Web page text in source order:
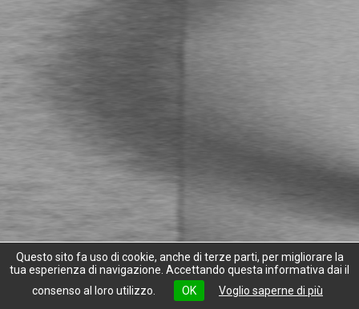
Questo sito fa uso di cookie, anche di terze parti, per migliorare la
tua esperienza di navigazione. Accettando questa informativa dai il
consenso al loro utilizzo.
OK Voglio saperne di più